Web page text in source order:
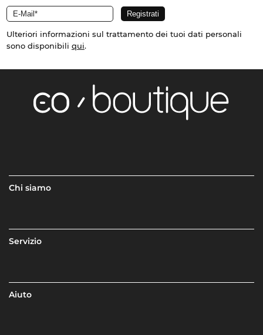
Ulteriori informazioni sul trattamento dei tuoi dati personali
sono disponibili qui.
Chi siamo
Servizio
Aiuto